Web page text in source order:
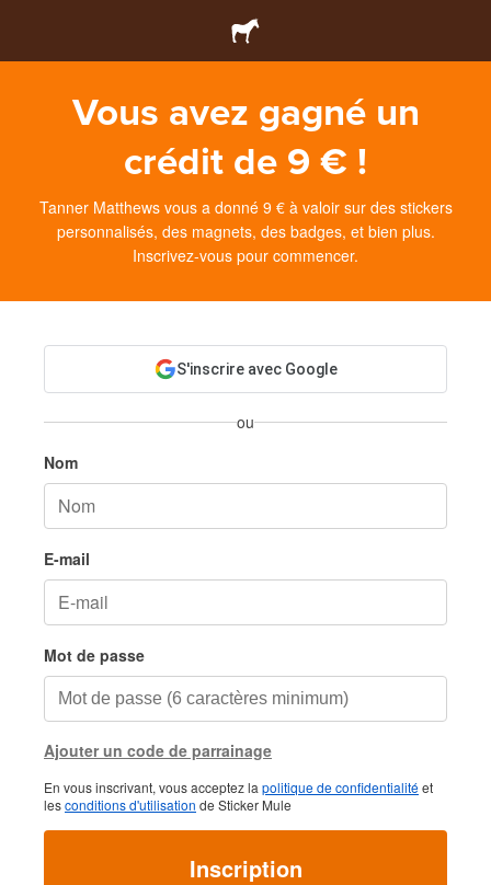
Vous avez gagné un
crédit de 9 € !
Tanner Matthews vous a donné 9 € à valoir sur des stickers
personnalisés, des magnets, des badges, et bien plus.
Inscrivez-vous pour commencer.
S'inscrire avec Google
ou
Nom
E-mail
Mot de passe
Ajouter un code de parrainage
En vous inscrivant, vous acceptez la politique de confidentialitéet
lesconditions d'utilisation de Sticker Mule
Inscription